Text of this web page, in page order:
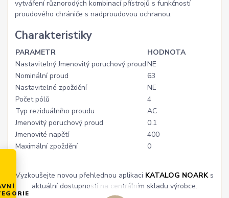
vytváření různorodých kombinací přístrojů s funkčností
proudového chrániče s nadproudovou ochranou.
Charakteristiky
PARAMETR
HODNOTA
Nastavitelný Jmenovitý poruchový proudNE
Nominální proud
63
Nastavitelné zpoždění
NE
Počet pólů
4
Typ reziduálního proudu
AC
Jmenovitý poruchový proud
0.1
Jmenovité napětí
400
Maximální zpoždění
0
Vyzkoušejte novou přehlednou aplikaci KATALOG NOARKs
aktuální dostupností na centrálním skladu výrobce.